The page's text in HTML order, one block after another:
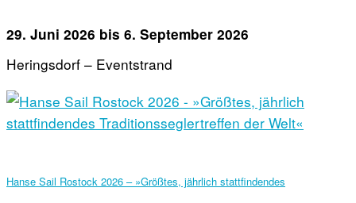
29. Juni 2026 bis 6. September 2026
Heringsdorf – Eventstrand
Hanse Sail Rostock 2026 – »Größtes, jährlich stattfindendes